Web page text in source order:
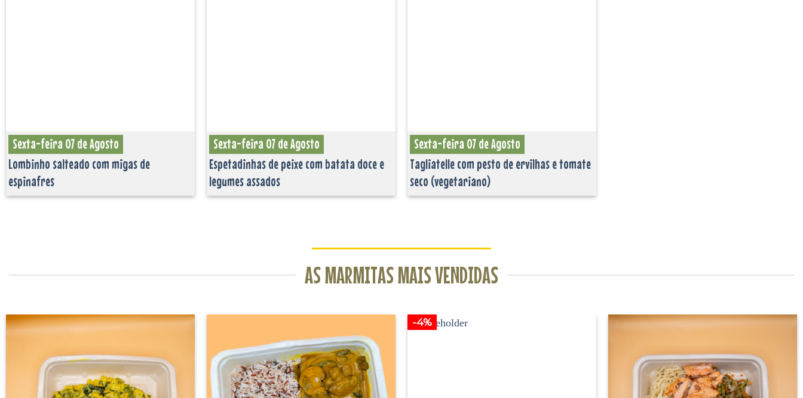
Sexta-feira 07 de Agosto
Lombinho salteado com migas de
espinafres
Sexta-feira 07 de Agosto
Espetadinhas de peixe com batata doce e
legumes assados
Sexta-feira 07 de Agosto
Tagliatelle com pesto de ervilhas e tomate
seco (vegetariano)
AS MARMITAS MAIS VENDIDAS
Adicionar
aos
favoritos
Adicionar
aos
favoritos
-4%
Adicionar
aos
favoritos